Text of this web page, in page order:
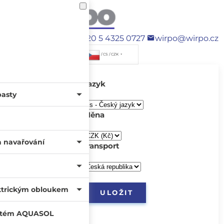
+420 5 4325 0727 wirpo@wirpo.cz
/ CS / CZK
Jazyk
Měna
transport
navařování
obloukem
AQUASOL